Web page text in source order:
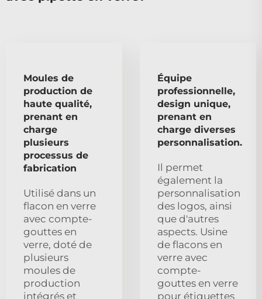
Moules de
production de
haute qualité,
prenant en
charge
plusieurs
processus de
fabrication
Utilisé dans un
flacon en verre
avec compte-
gouttes en
verre, doté de
plusieurs
moules de
production
intégrés et
Équipe
professionnelle,
design unique,
prenant en
charge diverses
personnalisation.
Il permet
également la
personnalisation
des logos, ainsi
que d'autres
aspects. Usine
de flacons en
verre avec
compte-
gouttes en verre
pour étiquettes